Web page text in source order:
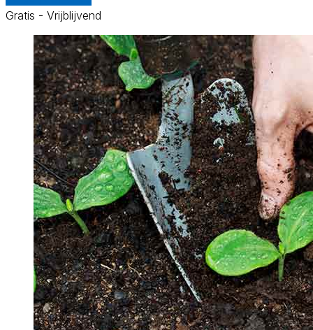
Gratis - Vrijblijvend